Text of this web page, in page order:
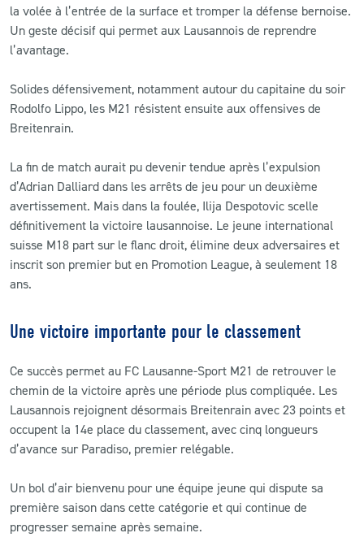
la volée à l’entrée de la surface et tromper la défense bernoise.
Un geste décisif qui permet aux Lausannois de reprendre
l’avantage.
Solides défensivement, notamment autour du capitaine du soir
Rodolfo Lippo, les M21 résistent ensuite aux offensives de
Breitenrain.
La fin de match aurait pu devenir tendue après l’expulsion
d’Adrian Dalliard dans les arrêts de jeu pour un deuxième
avertissement. Mais dans la foulée, Ilija Despotovic scelle
définitivement la victoire lausannoise. Le jeune international
suisse M18 part sur le flanc droit, élimine deux adversaires et
inscrit son premier but en Promotion League, à seulement 18
ans.
Une victoire importante pour le classement
Ce succès permet au FC Lausanne-Sport M21 de retrouver le
chemin de la victoire après une période plus compliquée. Les
Lausannois rejoignent désormais Breitenrain avec 23 points et
occupent la 14e place du classement, avec cinq longueurs
d’avance sur Paradiso, premier relégable.
Un bol d’air bienvenu pour une équipe jeune qui dispute sa
première saison dans cette catégorie et qui continue de
progresser semaine après semaine.